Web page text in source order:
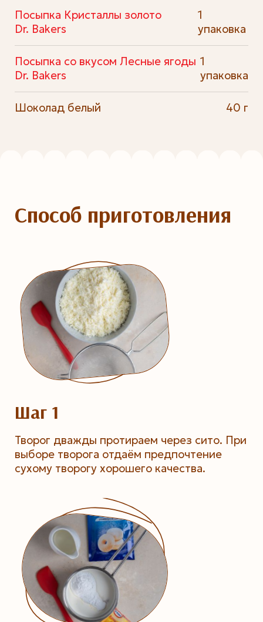
Посыпка Кристаллы золото
Dr. Bakers
1
упаковка
Посыпка со вкусом Лесные ягоды
Dr. Bakers
1
упаковка
Шоколад белый 40 г
Способ приготовления
Шаг 1
Творог дважды протираем через сито. При
выборе творога отдаём предпочтение
сухому творогу хорошего качества.